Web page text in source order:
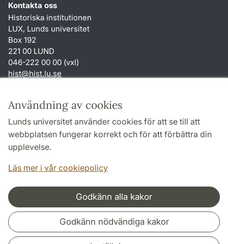
Användning av cookies
Lunds universitet använder cookies för att se till att
webbplatsen fungerar korrekt och för att förbättra din
upplevelse.
Läs mer i vår cookiepolicy
Godkänn alla kakor
Godkänn nödvändiga kakor
Kontakta oss
Historiska institutionen
LUX, Lunds universitet
Box 192
221 00 LUND
046-222 00 00 (vxl)
hist@hist.lu.se
Genvägar
Om webbplatsen och cookies
Behandling av personuppgifter
Tillgänglighetsredogörelse
Samarbeten och nätverk